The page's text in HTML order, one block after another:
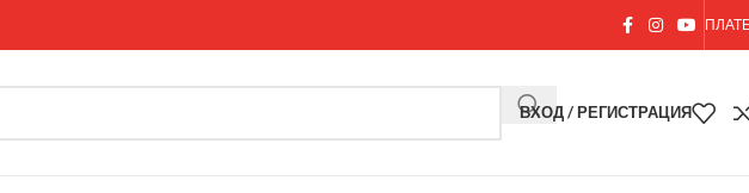
ВХОД / РЕГИСТРАЦИЯ